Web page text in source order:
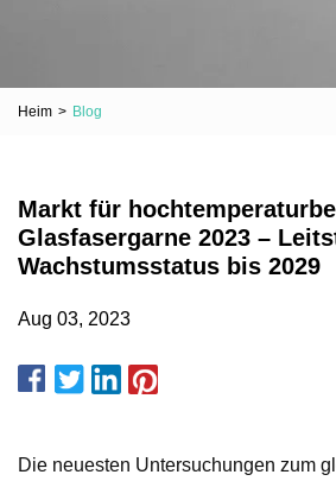
Heim > Blog
Markt für
Glasfasergarne 2023 –
Wachstumsstatus bis 2029
Aug 03, 2023
Die neuesten Untersuchungen zum